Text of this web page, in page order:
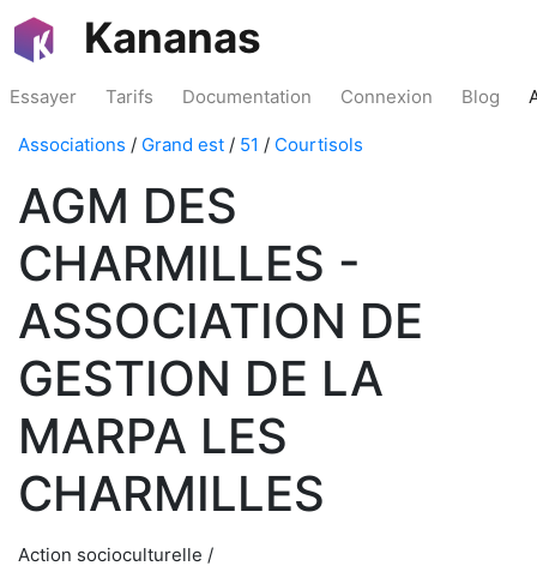
Kananas
Essayer Tarifs Documentation Connexion Blog
Associations / Grand est / 51 / Courtisols
AGM DES
CHARMILLES -
ASSOCIATION DE
GESTION DE LA
MARPA LES
CHARMILLES
Action socioculturelle /